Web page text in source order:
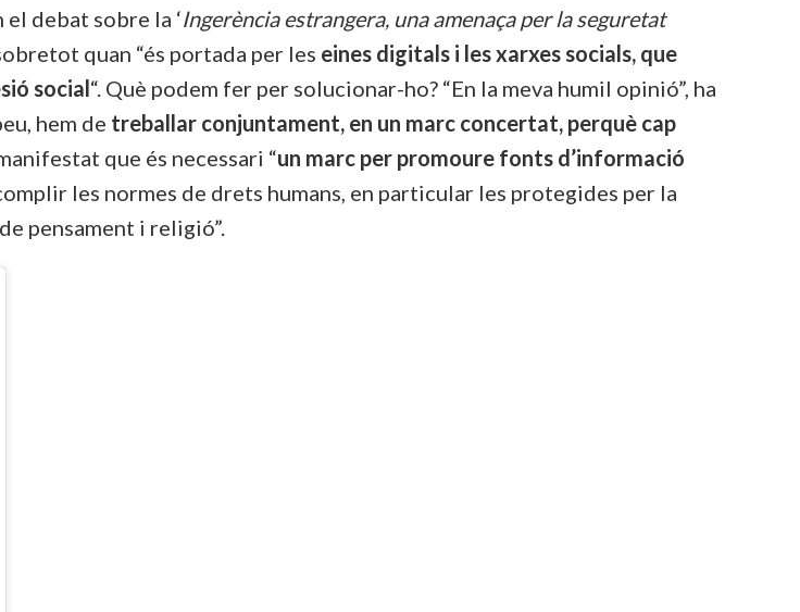
el debat sobre la ‘Ingerència estrangera, una amenaça per la seguretat
quan “és portada per les eines digitals i les xarxes socials, que
social“. Què podem fer per solucionar-ho? “En la meva humil opinió”, ha
hem de treballar conjuntament, en un marc concertat, perquè cap
que és necessari “un marc per promoure fonts d’informació
les normes de drets humans, en particular les protegides per la
pensament i religió”.